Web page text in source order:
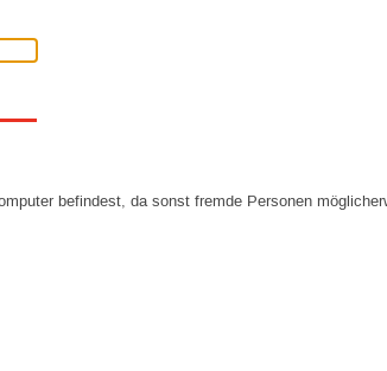
befindest, da sonst fremde Personen